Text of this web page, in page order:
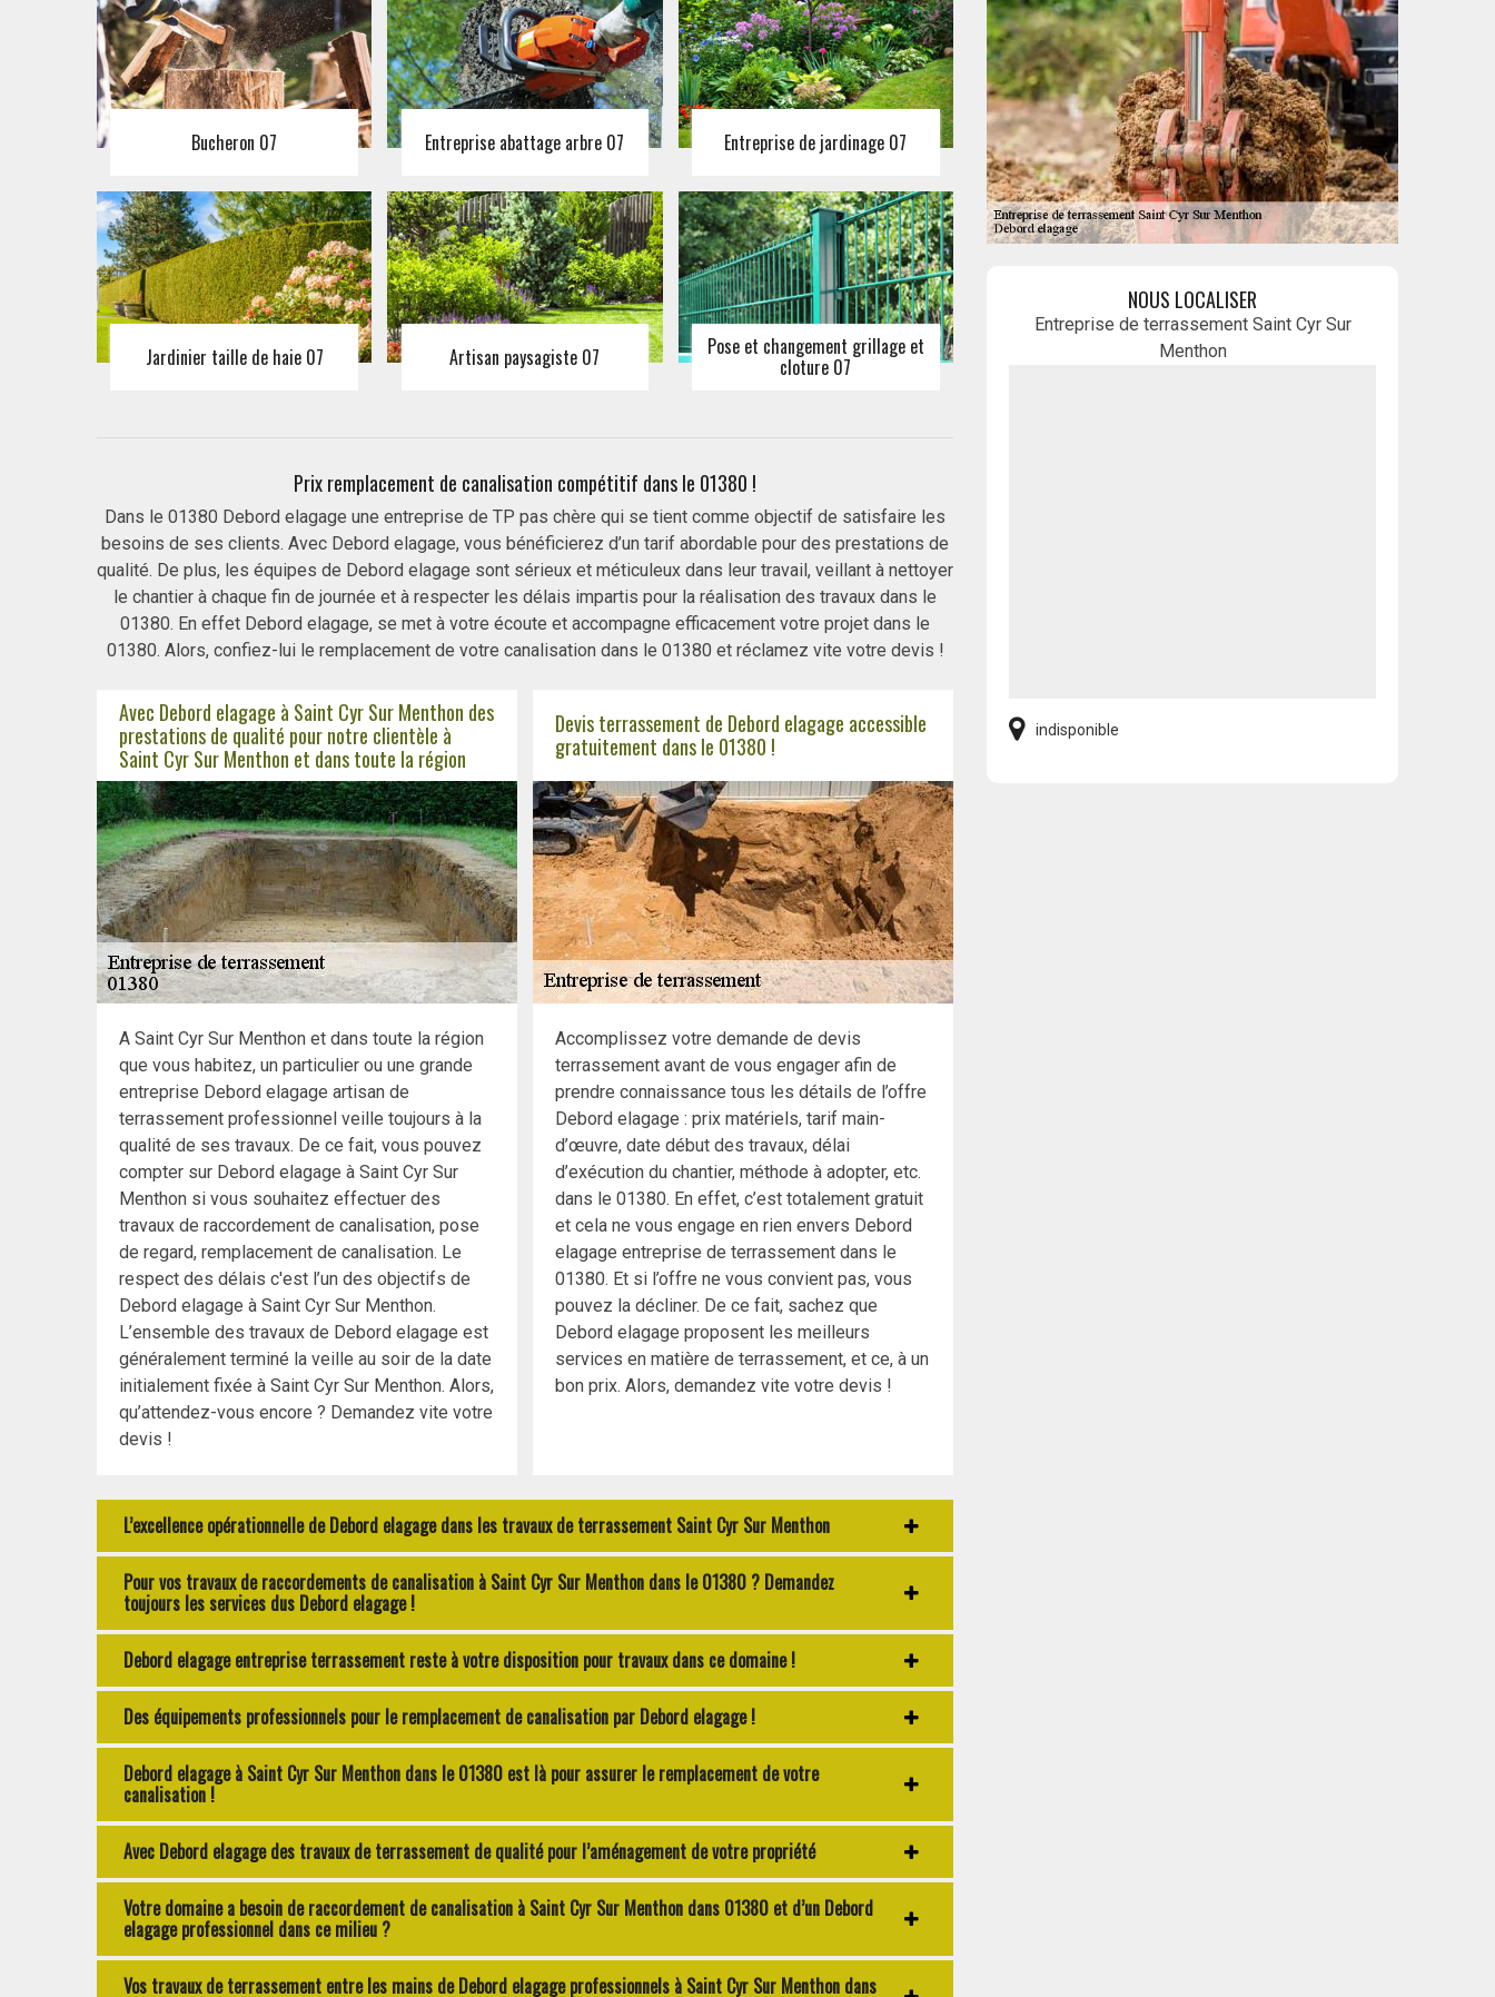
Bucheron 07 Entreprise abattage arbre 07 Entreprise de jardinage 07
Jardinier taille de haie 07 Artisan paysagiste 07 Pose et changement grillage et
cloture 07
Prix remplacement de canalisation compétitif dans le 01380 !
Dans le 01380 Debord elagage une entreprise de TP pas chère qui se tient comme objectif de satisfaire les
besoins de ses clients. Avec Debord elagage, vous bénéficierez d’un tarif abordable pour des prestations de
qualité. De plus, les équipes de Debord elagage sont sérieux et méticuleux dans leur travail, veillant à nettoyer
le chantier à chaque fin de journée et à respecter les délais impartis pour la réalisation des travaux dans le
01380. En effet Debord elagage, se met à votre écoute et accompagne efficacement votre projet dans le
01380. Alors, confiez-lui le remplacement de votre canalisation dans le 01380 et réclamez vite votre devis !
Avec Debord elagage à Saint Cyr Sur Menthon des
prestations de qualité pour notre clientèle à
Saint Cyr Sur Menthon et dans toute la région
A Saint Cyr Sur Menthon et dans toute la région
que vous habitez, un particulier ou une grande
entreprise Debord elagage artisan de
terrassement professionnel veille toujours à la
qualité de ses travaux. De ce fait, vous pouvez
compter sur Debord elagage à Saint Cyr Sur
Menthon si vous souhaitez effectuer des
travaux de raccordement de canalisation, pose
de regard, remplacement de canalisation. Le
respect des délais c'est l’un des objectifs de
Debord elagage à Saint Cyr Sur Menthon.
L’ensemble des travaux de Debord elagage est
généralement terminé la veille au soir de la date
initialement fixée à Saint Cyr Sur Menthon. Alors,
qu’attendez-vous encore ? Demandez vite votre
devis !
Devis terrassement de Debord elagage accessible
gratuitement dans le 01380 !
Accomplissez votre demande de devis
terrassement avant de vous engager afin de
prendre connaissance tous les détails de l’offre
Debord elagage : prix matériels, tarif main-
d’œuvre, date début des travaux, délai
d’exécution du chantier, méthode à adopter, etc.
dans le 01380. En effet, c’est totalement gratuit
et cela ne vous engage en rien envers Debord
elagage entreprise de terrassement dans le
01380. Et si l’offre ne vous convient pas, vous
pouvez la décliner. De ce fait, sachez que
Debord elagage proposent les meilleurs
services en matière de terrassement, et ce, à un
bon prix. Alors, demandez vite votre devis !
L’excellence opérationnelle de Debord elagage dans les travaux de terrassement Saint Cyr Sur Menthon
Pour vos travaux de raccordements de canalisation à Saint Cyr Sur Menthon dans le 01380 ? Demandez
toujours les services dus Debord elagage !
Debord elagage entreprise terrassement reste à votre disposition pour travaux dans ce domaine !
Des équipements professionnels pour le remplacement de canalisation par Debord elagage !
Debord elagage à Saint Cyr Sur Menthon dans le 01380 est là pour assurer le remplacement de votre
canalisation !
Avec Debord elagage des travaux de terrassement de qualité pour l’aménagement de votre propriété
Votre domaine a besoin de raccordement de canalisation à Saint Cyr Sur Menthon dans 01380 et d’un Debord
elagage professionnel dans ce milieu ?
Vos travaux de terrassement entre les mains de Debord elagage professionnels à Saint Cyr Sur Menthon dans
NOUS LOCALISER
Entreprise de terrassement Saint Cyr Sur
Menthon
indisponible